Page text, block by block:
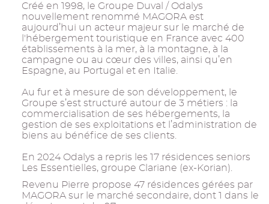
Créé en 1998, le Groupe Duval / Odalys
nouvellement renommé MAGORA est
aujourd’hui un acteur majeur sur le marché de
l'hébergement touristique en France avec 400
établissements à la mer, à la montagne, à la
campagne ou au cœur des villes, ainsi qu’en
Espagne, au Portugal et en Italie.
Au fur et à mesure de son développement, le
Groupe s’est structuré autour de 3 métiers : la
commercialisation de ses hébergements, la
gestion de ses exploitations et l’administration de
biens au bénéfice de ses clients.
En 2024 Odalys a repris les 17 résidences seniors
Les Essentielles, groupe Clariane (ex-Korian).
Revenu Pierre propose 47 résidences gérées par
MAGORA sur le marché secondaire, dont 1 dans le